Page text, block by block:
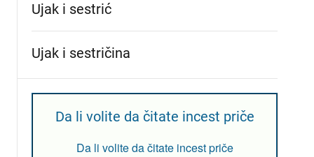
Ujak i sestrić
Ujak i sestričina
Da li volite da čitate incest priče
Da li volite da čitate incest priče